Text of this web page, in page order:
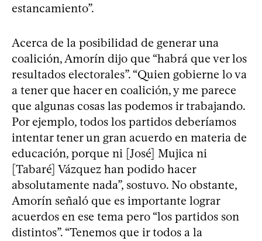
estancamiento”.
Acerca de la posibilidad de generar una
coalición, Amorín dijo que “habrá que ver los
resultados electorales”. “Quien gobierne lo va
a tener que hacer en coalición, y me parece
que algunas cosas las podemos ir trabajando.
Por ejemplo, todos los partidos deberíamos
intentar tener un gran acuerdo en materia de
educación, porque ni [José] Mujica ni
[Tabaré] Vázquez han podido hacer
absolutamente nada”, sostuvo. No obstante,
Amorín señaló que es importante lograr
acuerdos en ese tema pero “los partidos son
distintos”. “Tenemos que ir todos a la